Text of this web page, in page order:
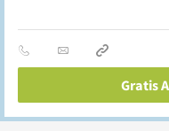
Gratis